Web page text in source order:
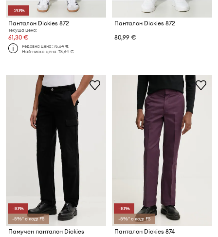
-20%
Панталон Dickies 872
Текуща цена:
61,30 €
Редовна цена:76,64 €
Най-ниска цена:76,64 €
Панталон Dickies 872
80,99 €
-10%
-5%* с код: FS
Памучен панталон Dickies
-10%
-5%* с код: FS
Панталон Dickies 874